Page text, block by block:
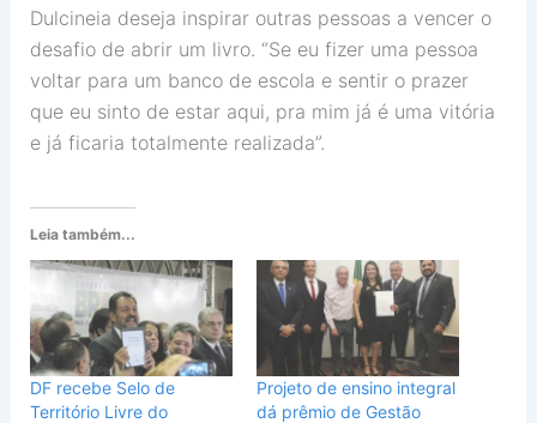
Dulcineia deseja inspirar outras pessoas a vencer o
desafio de abrir um livro. “Se eu fizer uma pessoa
voltar para um banco de escola e sentir o prazer
que eu sinto de estar aqui, pra mim já é uma vitória
e já ficaria totalmente realizada”.
Leia também...
DF recebe Selo de
Território Livre do
Projeto de ensino integral
dá prêmio de Gestão